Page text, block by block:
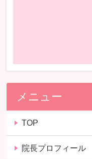
メニュー
TOP
院長プロフィール